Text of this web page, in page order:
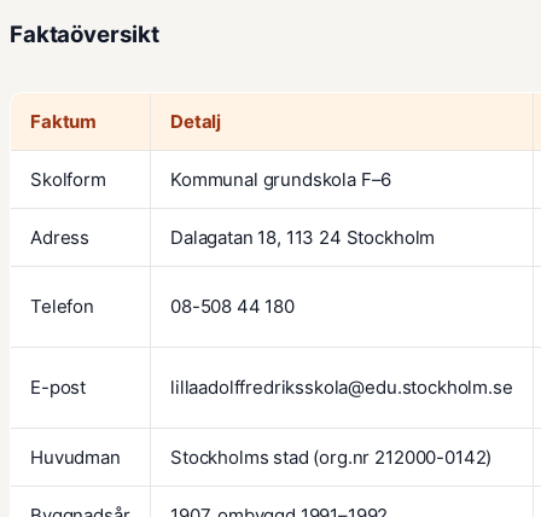
Faktaöversikt
Faktum Detalj
Skolform Kommunal grundskola F–6
Adress Dalagatan 18, 113 24 Stockholm
Telefon 08-508 44 180
E-post lillaadolffredriksskola@edu.stockholm.se
Huvudman Stockholms stad (org.nr 212000-0142)